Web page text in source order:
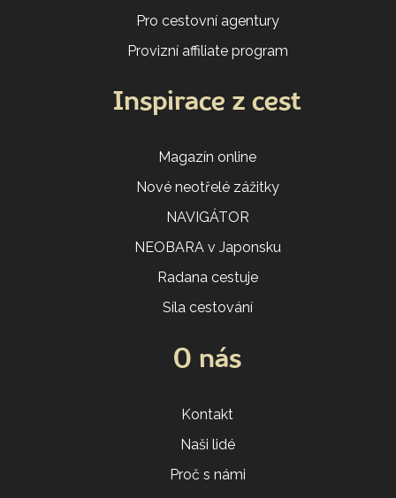
Pro cestovní agentury
Provizní affiliate program
Inspirace z cest
Magazín online
Nové neotřelé zážitky
NAVIGÁTOR
NEOBARA v Japonsku
Radana cestuje
Síla cestování
O nás
Kontakt
Naši lidé
Proč s námi